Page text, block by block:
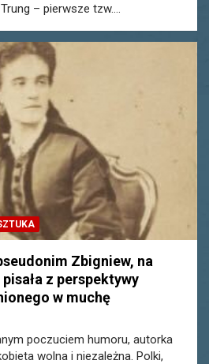
– pierwsze tzw.…
Zbigniew, na
z perspektywy
w muchę
poczuciem humoru, autorka
wolna i niezależna. Polki,